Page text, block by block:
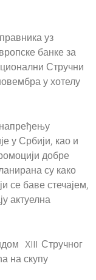
уз
банке за
Стручни
у хотелу
у Србији, као и
добре
су како
се баве стечајем,
актуелна
XIII Стручног
на скупу